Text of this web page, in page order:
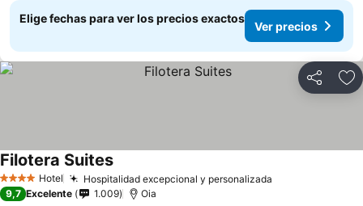
Elige fechas para ver los precios exactos
Ver precios
Compartir
4 EstrellasHotel Hospitalidad excepcional y personalizada
Filotera Suites
9,7 Excelente 1.009 Oia